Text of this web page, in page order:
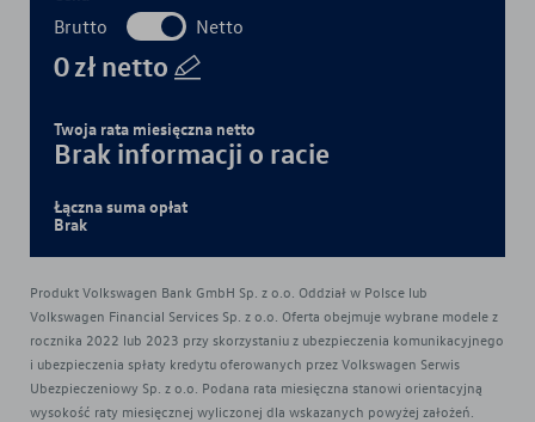
Brutto Netto
0zł netto
Twoja rata miesięczna netto
Brak informacji o racie
Łączna suma opłat
Brak
Produkt Volkswagen Bank GmbH Sp. z o.o. Oddział w Polsce lub
Volkswagen Financial Services Sp. z o.o. Oferta obejmuje wybrane modele z
rocznika 2022 lub 2023 przy skorzystaniu z ubezpieczenia komunikacyjnego
i ubezpieczenia spłaty kredytu oferowanych przez Volkswagen Serwis
Ubezpieczeniowy Sp. z o.o. Podana rata miesięczna stanowi orientacyjną
wysokość raty miesięcznej wyliczonej dla wskazanych powyżej założeń.